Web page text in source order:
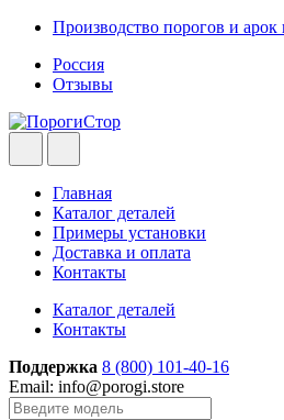
Skip
navigation
Skip
content
Производство порогов и
Россия
Отзывы
Главная
Каталог деталей
Примеры установки
Доставка и оплата
Контакты
Каталог деталей
Контакты
Поддержка 8 (800) 101-40-16
Email: info@porogi.store
Search